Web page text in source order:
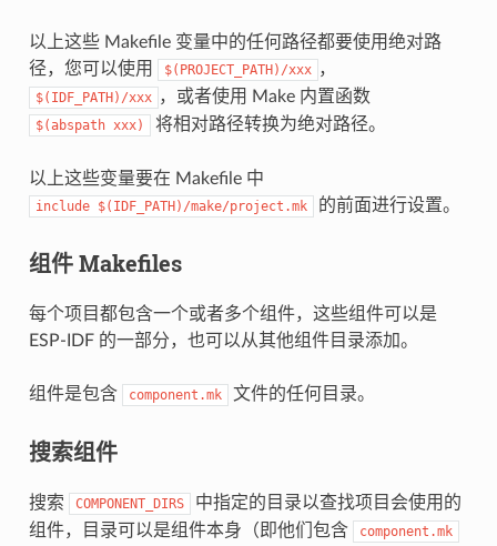
以上这些 Makefile 变量中的任何路径都要使用绝对路
径，您可以使用
$(PROJECT_PATH)/xxx ，
$(IDF_PATH)/xxx ，或者使用 Make 内置函数
$(abspath xxx) 将相对路径转换为绝对路径。
以上这些变量要在 Makefile 中
include $(IDF_PATH)/make/project.mk 的前面进行设置。
组件 Makefiles
每个项目都包含一个或者多个组件，这些组件可以是
ESP-IDF 的一部分，也可以从其他组件目录添加。
组件是包含 component.mk 文件的任何目录。
搜索组件
搜索 COMPONENT_DIRS
中指定的目录以查找项目会使用的
组件，目录可以是组件本身（即他们包含
component.mk